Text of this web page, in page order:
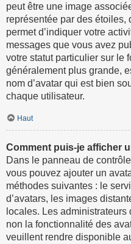
peut être une image
représentée par des étoiles,
permet d’indiquer votre
messages que vous avez
votre statut particulier sur le
généralement plus grande,
nom d’avatar qui est bien
chaque utilisateur.
Haut
Comment puis-je afficher
Dans le panneau de
vous pouvez ajouter un
méthodes suivantes : le
d’avatars, les images
locales. Les
non la fonctionnalité des
veuillent rendre disponible